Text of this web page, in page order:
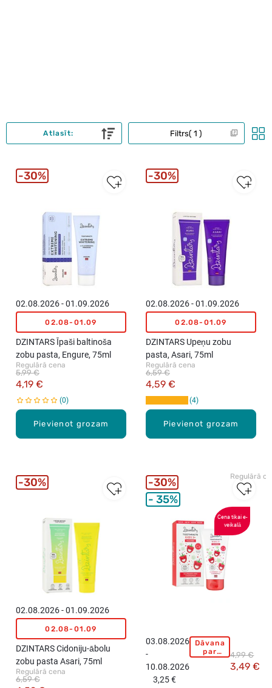
Filtrs 1
Atlasīt:
Pievienot grozam
02.08.2026 - 01.09.2026
02.08-01.09
DZINTARS Īpaši baltinoša
zobu pasta, Engure, 75ml
Regulārā cena
4,19 €
5,99 €
0
30%
Pievienot grozam
02.08.2026 - 01.09.2026
02.08-01.09
DZINTARS Upeņu zobu
pasta, Asari, 75ml
Regulārā cena
4,59 €
6,59 €
4
30%
02.08.2026 - 01.09.2026
02.08-01.09
DZINTARS Cidoniju-ābolu
zobu pasta Asari, 75ml
Regulārā cena
6,59 €
30%
Cena tikai e-
veikalā
03.08.2026
-
10.08.2026
Dāvana
par
pirkumu Z
I
Regulārā
3,49 €
4,99 €
3,25 €
30%
35%